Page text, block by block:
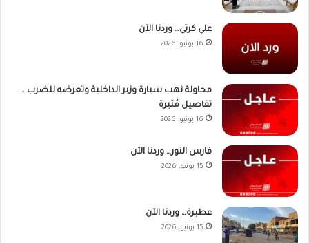
علي كرتي… وردنا الآن
16 يونيو، 2026
محاولة نهب سيارة وزير الداخلية وتعرضه للضرب …
تفاصيل مُثيرة
16 يونيو، 2026
فارس النور… وردنا الآن
15 يونيو، 2026
عطبرة… وردنا الآن
15 يونيو، 2026